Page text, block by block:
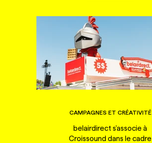
CAMPAGNES ET CRÉATIVITÉ
belairdirect s'associe à
Croissound dans le cadre